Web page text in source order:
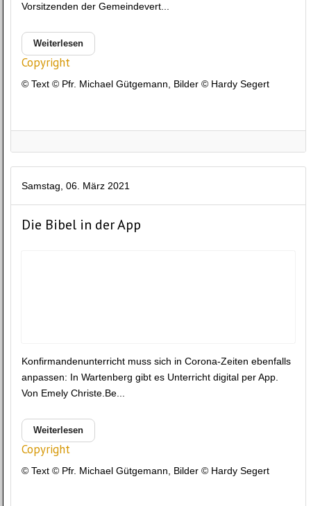
Vorsitzenden der Gemeindevert...
Weiterlesen
Copyright
© Text © Pfr. Michael Gütgemann, Bilder © Hardy Segert
Samstag, 06. März 2021
Die Bibel in der App
Konfirmandenunterricht muss sich in Corona-Zeiten ebenfalls
anpassen: In Wartenberg gibt es Unterricht digital per App.
Von Emely Christe.Be...
Weiterlesen
Copyright
© Text © Pfr. Michael Gütgemann, Bilder © Hardy Segert